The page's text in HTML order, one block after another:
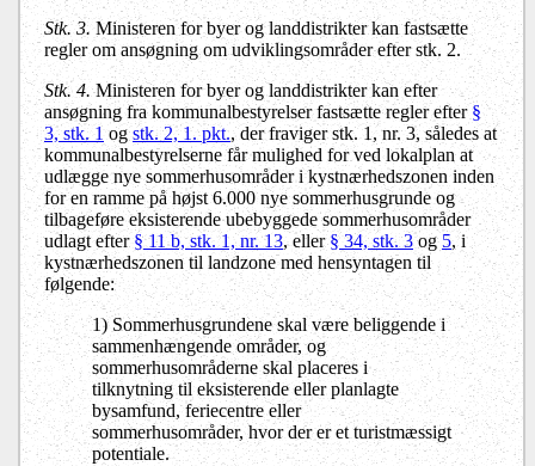
Stk. 3. Ministeren for byer og landdistrikter kan fastsætte
regler om ansøgning om udviklingsområder efter stk. 2.
Stk. 4.Ministeren for byer og landdistrikter kan efter
ansøgning fra kommunalbestyrelser fastsætte regler efter §
3, stk. 1 ogstk. 2, 1. pkt., der fraviger stk. 1, nr. 3, således at
kommunalbestyrelserne får mulighed for ved lokalplan at
udlægge nye sommerhusområder i kystnærhedszonen inden
for en ramme på højst 6.000 nye sommerhusgrunde og
tilbageføre eksisterende ubebyggede sommerhusområder
udlagt efter § 11 b, stk. 1, nr. 13, eller§ 34, stk. 3og5, i
kystnærhedszonen til landzone med hensyntagen til
følgende:
1) Sommerhusgrundene skal være beliggende i
sammenhængende områder, og
sommerhusområderne skal placeres i
tilknytning til eksisterende eller planlagte
bysamfund, feriecentre eller
sommerhusområder, hvor der er et turistmæssigt
potentiale.